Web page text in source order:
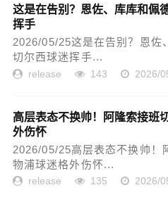
这是在告别？恩佐、库库和佩
挥手
2026/05/25这是在告别？恩佐
切尔西球迷挥手...
release 143 2026/
高层表态不换帅！阿隆索接班
外伤怀
2026/05/25高层表态不换帅！
物浦球迷格外伤怀...
release 135 2026/